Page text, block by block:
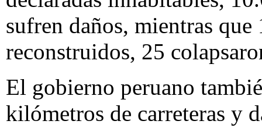
sufren daños, mientras
reconstruidos, 25
El gobierno peruano
kilómetros de carreteras y